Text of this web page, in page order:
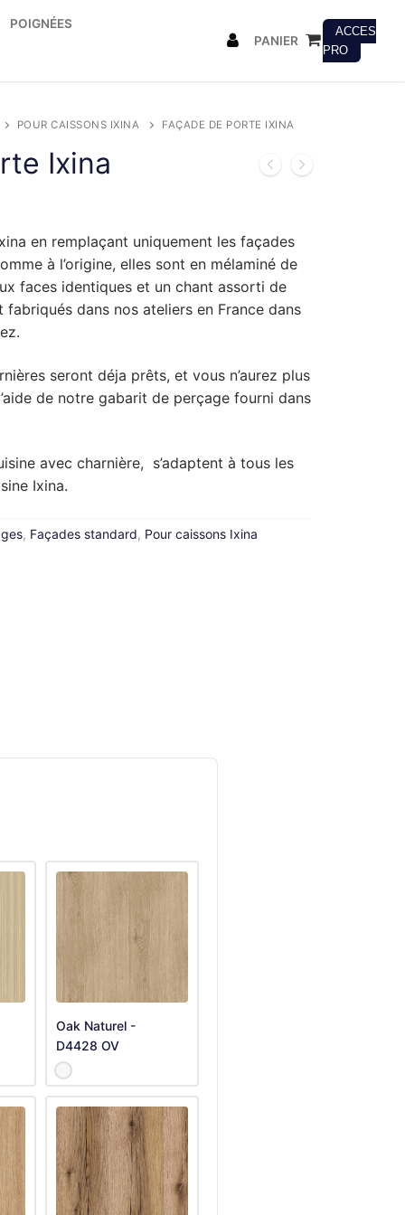
POIGNÉES
PANIER
ACCES
PRO
POUR CAISSONS IXINA FAÇADE DE PORTE IXINA
Ixina
en remplaçant uniquement les façades
à l’origine, elles sont en mélaminé de
faces identiques et un chant assorti de
fabriqués dans nos ateliers en France dans
seront déja prêts, et vous n’aurez plus
de notre gabarit de perçage fourni dans
avec charnière, s’adaptent à tous les
Ixina.
, Façades standard, Pour caissons Ixina
Oak Naturel -
D4428 OV